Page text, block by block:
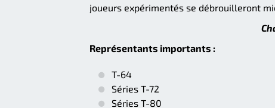
joueurs expérimentés se débrouilleront
Représentants importants :
T-64
Séries T-72
Séries T-80